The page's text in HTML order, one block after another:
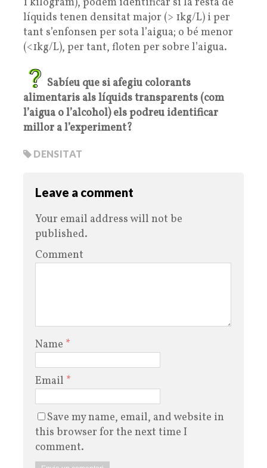
líquids tenen densitat major (> 1kg/L) i per
tant s’enfonsen per sota l’aigua; o bé menor
(<1kg/L), per tant, floten per sobre l’aigua.
Sabíeu que si afegiu colorants
alimentaris als líquids transparents (com
l’aigua o l’alcohol) els podreu identificar
millor a l’experiment?
DENSITAT
Leave a comment
Your email address will not be
published.
Comment
Name *
Email *
Save my name, email, and website in
this browser for the next time I
comment.